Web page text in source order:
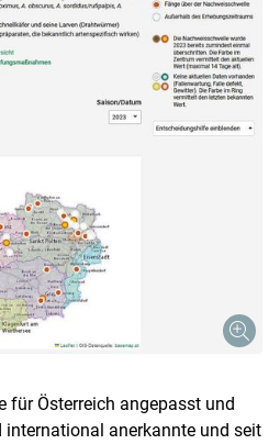
für Österreich angepasst und
international anerkannte und seit